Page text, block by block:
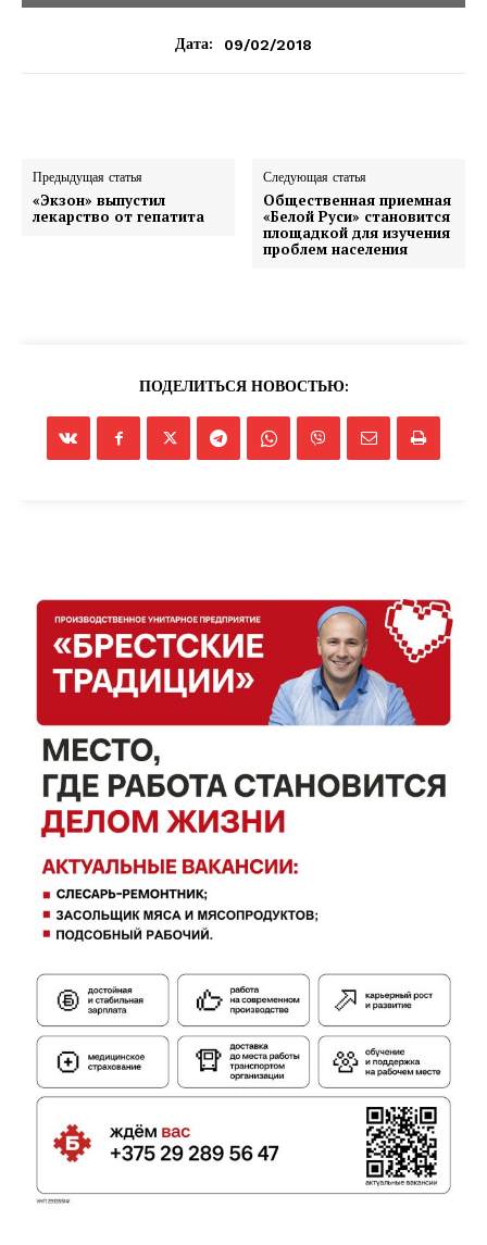
Дата: 09/02/2018
Предыдущая статья
«Экзон» выпустил
лекарство от гепатита
Следующая статья
Общественная приемная
«Белой Руси» становится
площадкой для изучения
проблем населения
ПОДЕЛИТЬСЯ НОВОСТЬЮ: